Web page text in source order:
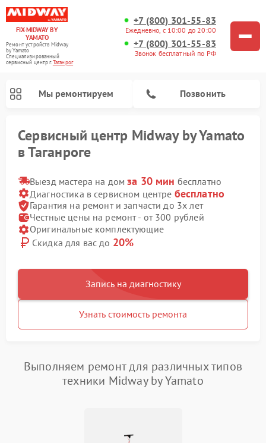
FIX-MIDWAY BY
YAMATO
Ремонт устройств Midway
by Yamato
Специализированный
cервисный центр г.Таганрог
+7 (800) 301-55-83
Ежедневно, с 10:00 до 20:00
+7 (800) 301-55-83
Звонок бесплатный по РФ
Мы ремонтируем Позвонить
Сервисный центр Midway by Yamato
в Таганроге
Выезд мастера на домза 30 мин бесплатно
Диагностика в сервисном центре бесплатно
Гарантия на ремонт и запчасти до 3х лет
Честные цены на ремонт - от 300 рублей
Оригинальные комплектующие
Скидка для вас до 20%
Запись на диагностику
Узнать стоимость ремонта
Выполняем ремонт для различных типов
техники Midway by Yamato